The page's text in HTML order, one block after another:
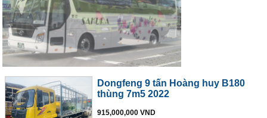
Dongfeng 9 tấn Hoàng huy B180
thùng 7m5 2022
915,000,000 VND